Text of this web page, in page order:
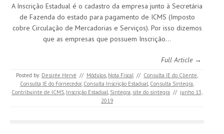
A Inscrição Estadual é o cadastro da empresa junto à Secretária
de Fazenda do estado para pagamento de ICMS (Imposto
cobre Circulação de Mercadorias e Serviços). Por isso dizemos
que as empresas que possuem Inscrição…
Full Article →
Posted by: Desirée Hervé // Módulos, Nota Fiscal // Consulta IE do Cliente,
Consulta IE do Fornecedor, Consulta Inscrição Estadual, Consulta Sintegra,
Contribuinte de ICMS, Inscrição Estadual, Sintegra, site do sintegra // junho 13,
2019